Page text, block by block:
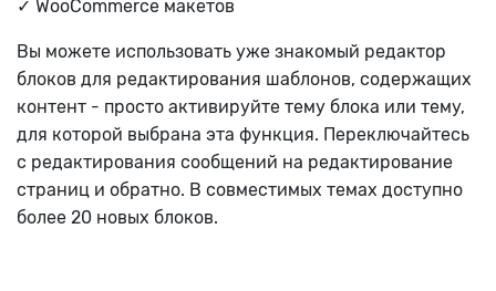
✓ WooCommerce макетов
Вы можете использовать уже знакомый редактор
блоков для редактирования шаблонов, содержащих
контент - просто активируйте тему блока или тему,
для которой выбрана эта функция. Переключайтесь
с редактирования сообщений на редактирование
страниц и обратно. В совместимых темах доступно
более 20 новых блоков.